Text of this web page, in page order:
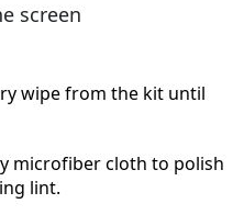
を追加
ャンセル コメントを投稿
screen
wipe from the kit until
microfiber cloth to polish
lint.